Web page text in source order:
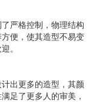
严格控制，物理结构
便，使其造型不易变
。
出更多的造型，其颜
足了更多人的审美，